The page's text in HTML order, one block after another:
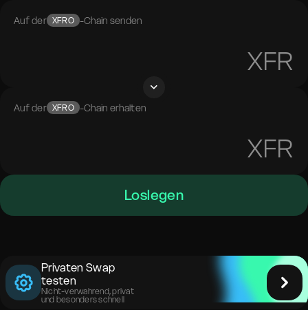
Auf der XFRO -Chain senden
XFR
Auf der XFRO -Chain erhalten
XFR
Loslegen
Privaten Swap
testen
Nicht-verwahrend, privat
und besonders schnell